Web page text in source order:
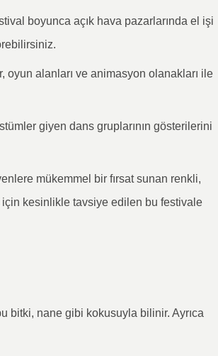
boyunca açık hava pazarlarında el işi
alanları ve animasyon olanakları ile
giyen dans gruplarının gösterilerini
mükemmel bir fırsat sunan renkli,
kesinlikle tavsiye edilen bu festivale
bitki, nane gibi kokusuyla bilinir. Ayrıca